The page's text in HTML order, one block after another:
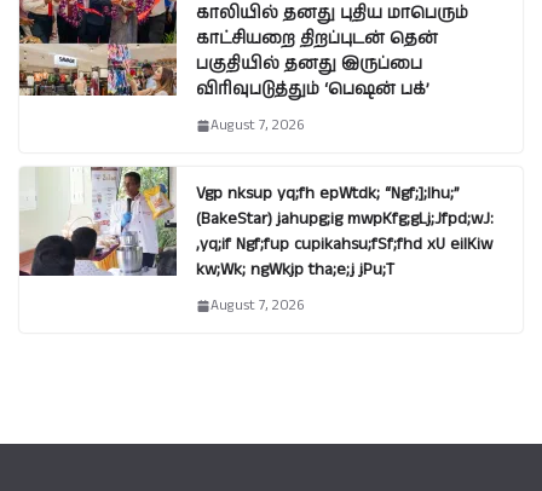
காலியில் தனது புதிய மாபெரும்
காட்சியறை திறப்புடன் தென்
பகுதியில் தனது இருப்பை
விரிவுபடுத்தும் ‘பெஷன் பக்’
August 7, 2026
Vgp nksup yq;fh epWtdk; “Ngf;];lhu;”
(BakeStar) jahupg;ig mwpKfg;gLj;Jfpd;wJ:
,yq;if Ngf;fup cupikahsu;fSf;fhd xU eilKiw
kw;Wk; ngWkjp tha;e;j jPu;T
August 7, 2026